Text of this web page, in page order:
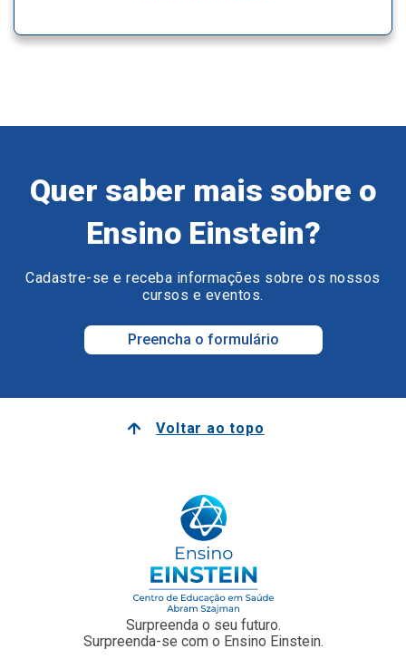
Quer saber mais sobre o
Ensino Einstein?
Cadastre-se e receba informações sobre os nossos
cursos e eventos.
Preencha o formulário
Voltar ao topo
Surpreenda o seu futuro.
Surpreenda-se com o Ensino Einstein.